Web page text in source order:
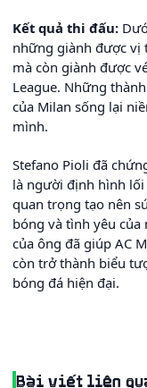
Kết quả thi đấu:
những giành được vị
mà còn giành được
League. Những
của Milan sống lại
mình.
Stefano Pioli đã
là người định hình lối
quan trọng tạo nên
bóng và tình yêu
của ông đã giúp AC
còn trở thành biểu
bóng đá hiện đại.
Bài viết liên